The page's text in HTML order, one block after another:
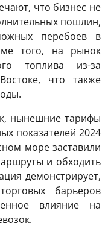
что бизнес не
пошлин,
перебоев в
того, на рынок
топлива из-за
что также
нынешние тарифы
показателей 2024
море заставили
и обходить
демонстрирует,
барьеров
влияние на